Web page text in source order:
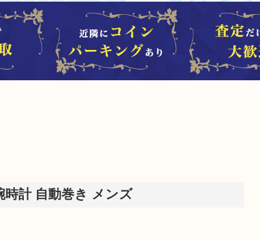
計 自動巻き メンズ